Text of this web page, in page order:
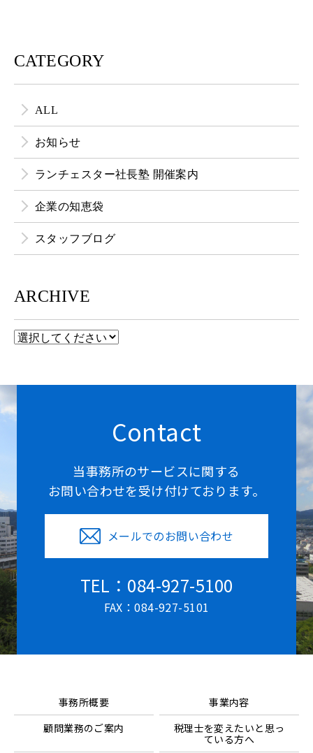
CATEGORY
ALL
お知らせ
ランチェスター社長塾 開催案内
企業の知恵袋
スタッフブログ
ARCHIVE
Contact
当事務所のサービスに関する
お問い合わせを受け付けております。
メールでのお問い合わせ
TEL：084-927-5100
FAX：084-927-5101
事務所概要
事業内容
顧問業務のご案内
税理士を変えたいと思っ
ている方へ